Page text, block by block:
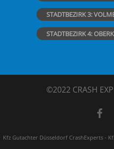
STADTBEZIRK 3:
STADTBEZIRK 4:
©2022 CRASH
Kfz Gutachter Düsseldorf CrashExperts -